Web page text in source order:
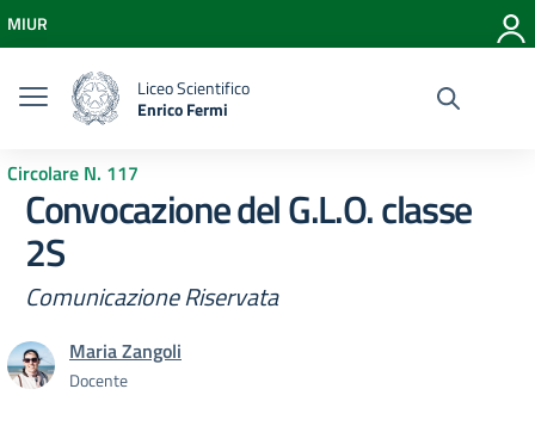
Vai al menu di navigazione
Vai al footer
MIUR
Liceo Scientifico
Enrico Fermi
Circolare N. 117
Convocazione del G.L.O. classe
2S
Comunicazione Riservata
Maria Zangoli
Docente